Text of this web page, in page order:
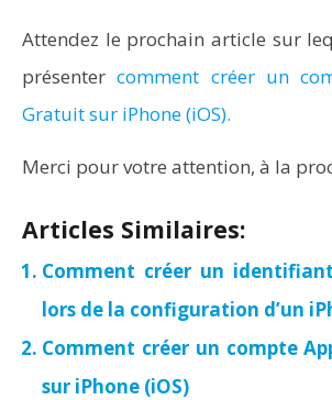
Attendez le prochain article sur
présentercomment créer un
Gratuit sur iPhone (iOS).
Merci pour votre attention, à la
Articles Similaires:
Comment créer un
lors de la configuration d’un
Comment créer un compte
sur iPhone (iOS)